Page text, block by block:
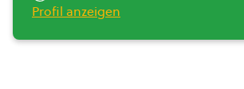
Profil anzeigen